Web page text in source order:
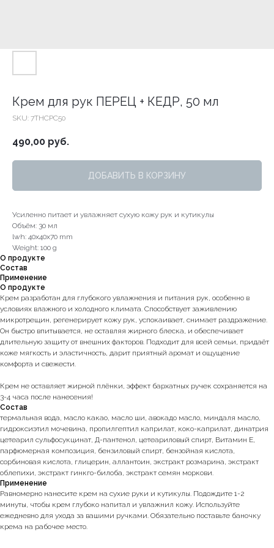
Крем для рук ПЕРЕЦ + КЕДР, 50 мл
SKU: 7THСPC50
490,00 руб.
ДОБАВИТЬ В КОРЗИНУ
Усиленно питает и увлажняет сухую кожу рук и кутикулы
Объём: 30 мл
lwh: 40x40x70 mm
Weight: 100 g
О продукте
Состав
Применение
О продукте
Крем разработан для глубокого увлажнения и питания рук, особенно в
условиях влажного и холодного климата. Способствует заживлению
микротрещин, регенерирует кожу рук, успокаивает, снимает раздражение.
Он быстро впитывается, не оставляя жирного блеска, и обеспечивает
длительную защиту от внешних факторов. Подходит для всей семьи, придаёт
коже мягкость и эластичность, дарит приятный аромат и ощущение
комфорта и свежести.
Крем не оставляет жирной плёнки, эффект бархатных ручек сохраняется на
3-4 часа после нанесения!
Состав
термальная вода, масло какао, масло ши, авокадо масло, миндаля масло,
гидроксиэтил мочевина, пропилгептил каприлат, коко-каприлат, динатрия
цетеарил сульфосукцинат, Д-пантенол, цетеариловый спирт, Витамин Е,
парфюмерная композиция, бензиловый спирт, бензойная кислота,
сорбиновая кислота, глицерин, аллантоин, экстракт розмарина, экстракт
облепихи, экстракт гинкго-билоба, экстракт семян моркови.
Применение
Равномерно нанесите крем на сухие руки и кутикулы. Подождите 1-2
минуты, чтобы крем глубоко напитал и увлажнил кожу. Используйте
ежедневно для ухода за вашими ручками. Обязательно поставьте баночку
крема на рабочее место.